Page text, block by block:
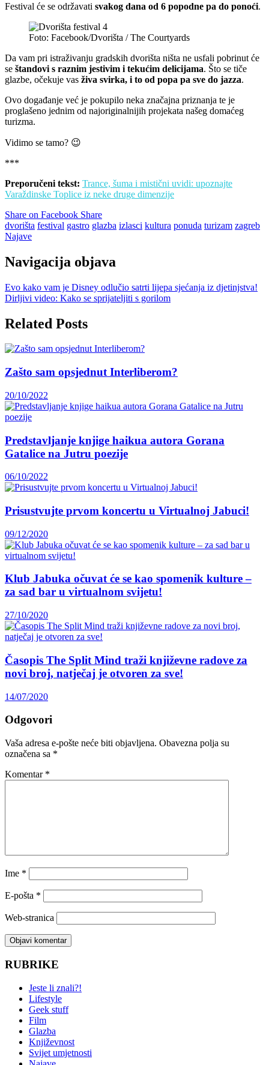
Festival će se održavati svakog dana od 6 popodne pa do ponoći.
Foto: Facebook/Dvorišta / The Courtyards
Da vam pri istraživanju gradskih dvorišta ništa ne usfali pobrinut će
se štandovi s raznim jestivim i tekućim delicijama. Što se tiče
glazbe, očekuje vas živa svirka, i to od popa pa sve do jazza.
Ovo događanje već je pokupilo neka značajna priznanja te je
proglašeno jednim od najoriginalnijih projekata našeg domaćeg
turizma.
Vidimo se tamo? 😉
***
Preporučeni tekst: Trance, šuma i mistični uvidi: upoznajte
Varaždinske Toplice iz neke druge dimenzije
Share on Facebook Share
dvorišta festival gastro glazba izlasci kultura ponuda turizam zagreb
Najave
Navigacija objava
Evo kako vam je Disney odlučio satrti lijepa sjećanja iz djetinjstva!
Dirljivi video: Kako se sprijateljiti s gorilom
Related Posts
Zašto sam opsjednut Interliberom?
20/10/2022
Predstavljanje knjige haikua autora Gorana
Gatalice na Jutru poezije
06/10/2022
Prisustvujte prvom koncertu u Virtualnoj Jabuci!
09/12/2020
Klub Jabuka očuvat će se kao spomenik kulture –
za sad bar u virtualnom svijetu!
27/10/2020
Časopis The Split Mind traži književne radove za
novi broj, natječaj je otvoren za sve!
14/07/2020
Odgovori
Vaša adresa e-pošte neće biti objavljena. Obavezna polja su
označena sa *
Komentar *
Ime *
E-pošta *
Web-stranica
RUBRIKE
Jeste li znali?!
Lifestyle
Geek stuff
Film
Glazba
Književnost
Svijet umjetnosti